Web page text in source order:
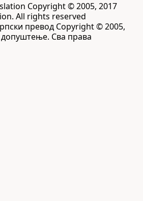
Copyright © 2005, 2017
All rights reserved
превод Copyright © 2005,
Сва права